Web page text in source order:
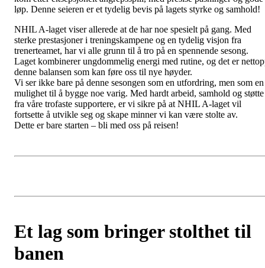
løp. Denne seieren er et tydelig bevis på lagets styrke og samhold!
NHIL A-laget viser allerede at de har noe spesielt på gang. Med
sterke prestasjoner i treningskampene og en tydelig visjon fra
trenerteamet, har vi alle grunn til å tro på en spennende sesong.
Laget kombinerer ungdommelig energi med rutine, og det er
denne balansen som kan føre oss til nye høyder.
Vi ser ikke bare på denne sesongen som en utfordring, men som en
mulighet til å bygge noe varig. Med hardt arbeid, samhold og støtte
fra våre trofaste supportere, er vi sikre på at NHIL A-laget vil
fortsette å utvikle seg og skape minner vi kan være stolte av.
Dette er bare starten – bli med oss på reisen!
Et lag som bringer stolthet til
banen